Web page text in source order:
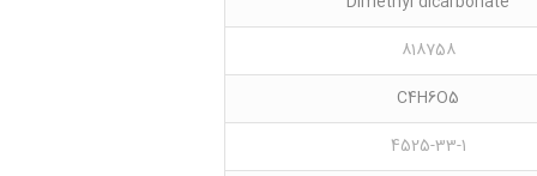
818758
C4H6O5
4525-33-1